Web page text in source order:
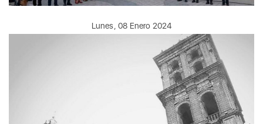
Lunes, 08 Enero 2024